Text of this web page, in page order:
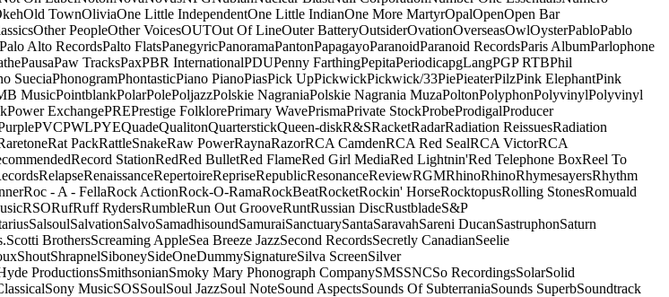
Old TownOliviaOne Little IndependentOne Little IndianOne More MartyrOpalOpenOpen Bar
Other PeopleOther VoicesOUTOut Of LineOuter BatteryOutsiderOvationOverseasOwlOysterPabloPablo
Palo Alto RecordsPalto FlatsPanegyricPanoramaPantonPapagayoParanoidParanoid RecordsParis AlbumParlophone
PausaPaw TracksPaxPBR InternationalPDUPenny FarthingPepitaPeriodicapgLangPGP RTBPhil
SueciaPhonogramPhontasticPiano PianoPiasPick UpPickwickPickwick/33PiePieaterPilzPink ElephantPink
MusicPointblankPolarPolePoljazzPolskie NagraniaPolskie Nagrania MuzaPoltonPolyphonPolyvinylPolyvinyl
Power ExchangePREPrestige FolklorePrimary WavePrismaPrivate StockProbeProdigalProducer
PVCPWLPYEQuadeQualitonQuarterstickQueen-diskR&SRacketRadarRadiation ReissuesRadiation
Rat PackRattleSnakeRaw PowerRaynaRazorRCA CamdenRCA Red SealRCA VictorRCA
Record StationRedRed BulletRed FlameRed Girl MediaRed Lightnin'Red Telephone BoxReel To
RelapseRenaissanceRepertoireRepriseRepublicResonanceReviewRGMRhinoRhinoRhymesayersRhythm
Roc - A - FellaRock ActionRock-O-RamaRockBeatRocketRockin' HorseRocktopusRolling StonesRomuald
RSORufRuff RydersRumbleRun Out GrooveRuntRussian DiscRustbladeS&P
SalsoulSalvationSalvoSamadhisoundSamuraiSanctuarySantaSaravahSareni DucanSastruphonSaturn
Scotti BrothersScreaming AppleSea Breeze JazzSecond RecordsSecretly CanadianSeelie
ShoutShrapnelSiboneySideOneDummySignatureSilva ScreenSilver
ProductionsSmithsonianSmoky Mary Phonograph CompanySMSSNCSo RecordingsSolarSolid
Sony MusicSOSSoulSoul JazzSoul NoteSound AspectsSounds Of SubterraniaSounds SuperbSoundtrack